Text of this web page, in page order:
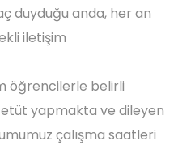
duyduğu anda, her an
iletişim
öğrencilerle belirli
yapmakta ve dileyen
çalışma saatleri